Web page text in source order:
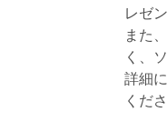
レゼ
また
く、
詳細
くだ